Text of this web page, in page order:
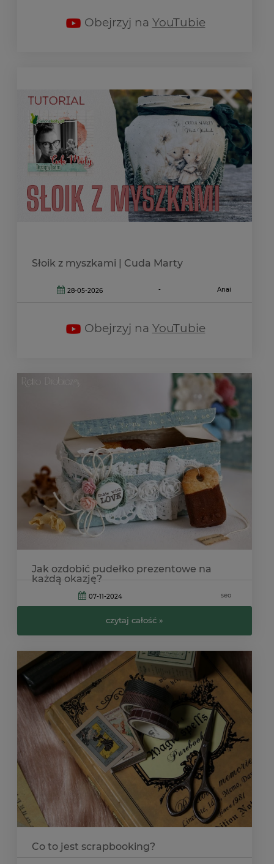
Obejrzyj na YouTubie
Słoik z myszkami | Cuda Marty
28-05-2026 - Anai
Obejrzyj na YouTubie
Jak ozdobić pudełko prezentowe na
każdą okazję?
07-11-2024 seo
czytaj całość »
Co to jest scrapbooking?